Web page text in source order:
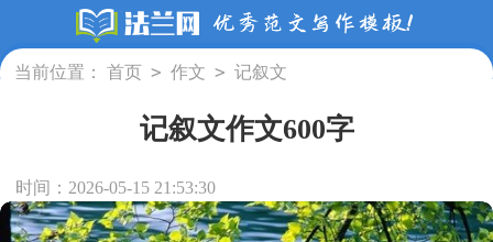
当前位置： 首页 > 作文 > 记叙文
记叙文作文600字
时间：2026-05-15 21:53:30